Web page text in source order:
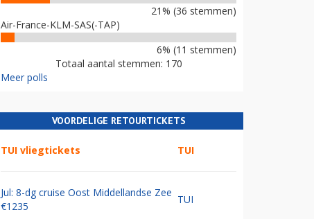
21% (36 stemmen)
Air-France-KLM-SAS(-TAP)
6% (11 stemmen)
Totaal aantal stemmen: 170
Meer polls
VOORDELIGE RETOURTICKETS
TUI vliegtickets TUI
Jul: 8-dg cruise Oost Middellandse Zee
€1235
TUI